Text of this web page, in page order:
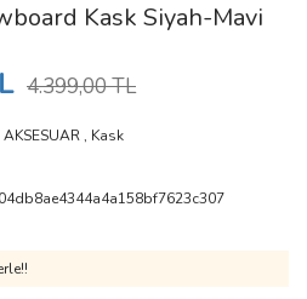
Kask Siyah-Mavi
4.399,00 TL
AKSESUAR , Kask